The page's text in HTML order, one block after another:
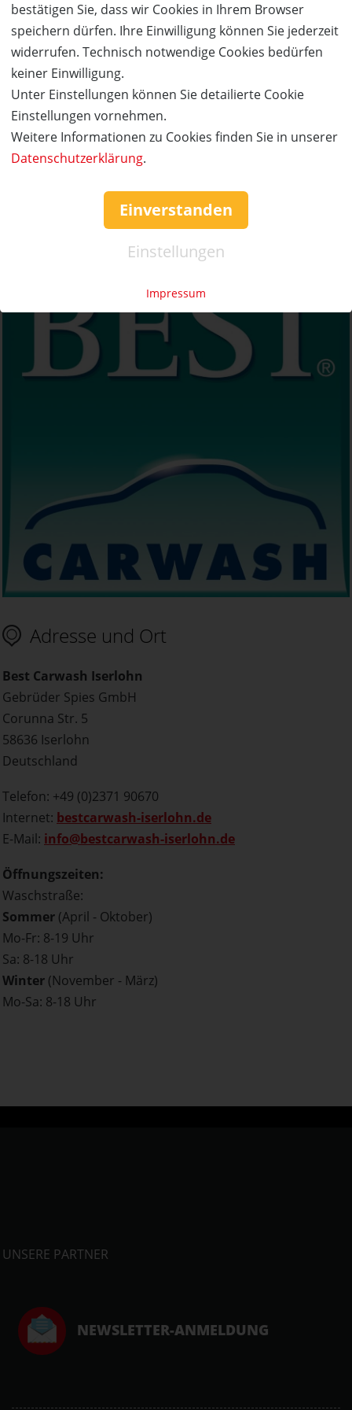
bestätigen Sie, dass wir Cookies in Ihrem Browser
speichern dürfen. Ihre Einwilligung können Sie jederzeit
widerrufen. Technisch notwendige Cookies bedürfen
keiner Einwilligung.
Unter Einstellungen können Sie detailierte Cookie
Einstellungen vornehmen.
Weitere Informationen zu Cookies finden Sie in unserer
Datenschutzerklärung.
Einverstanden
Einstellungen
Impressum
können Ihnen unsere Pflegespezialisten weiterhelfen.
Details zum Anbieter
Adresse und Ort
Best Carwash Iserlohn
Gebrüder Spies GmbH
Corunna Str. 5
58636 Iserlohn
Deutschland
Telefon: +49 (0)2371 90670
Internet: bestcarwash-iserlohn.de
E-Mail: info@bestcarwash-iserlohn.de
Öffnungszeiten:
Waschstraße:
Sommer (April - Oktober)
Mo-Fr: 8-19 Uhr
Sa: 8-18 Uhr
Winter (November - März)
Mo-Sa: 8-18 Uhr
UNSERE PARTNER
NEWSLETTER-ANMELDUNG